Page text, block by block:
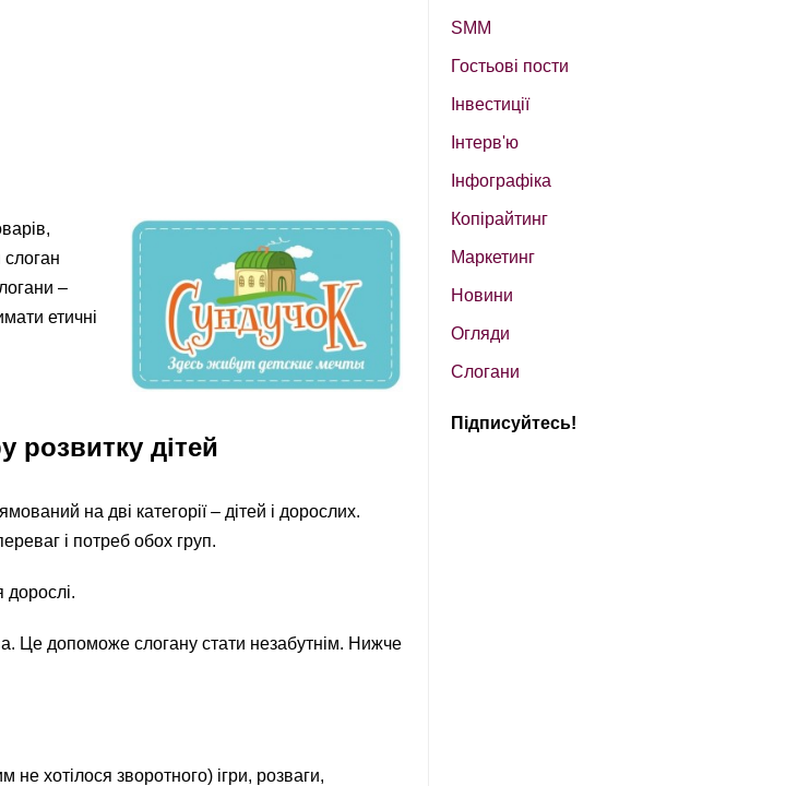
–
етичні
розвитку дітей
на дві категорії – дітей і дорослих.
і потреб обох груп.
дорослі.
Це допоможе слогану стати незабутнім. Нижче
хотілося зворотного) ігри, розваги,
SМM
Гостьові пости
Інвестиції
Інтерв'ю
Інфографіка
Копірайтинг
Маркетинг
Новини
Огляди
Слогани
Підписуйтесь!